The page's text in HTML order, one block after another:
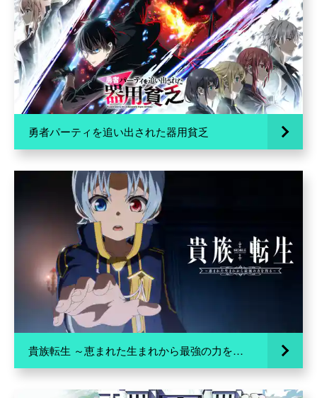
勇者パーティを追い出された器用貧乏
貴族転生 ～恵まれた生まれから最強の力を得る～